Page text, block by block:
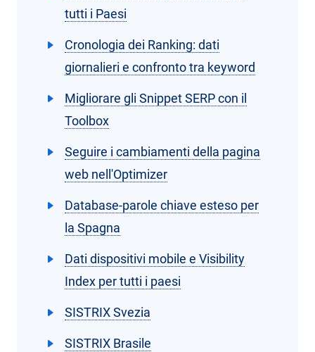
tutti i Paesi
Cronologia dei Ranking: dati
giornalieri e confronto tra keyword
Migliorare gli Snippet SERP con il
Toolbox
Seguire i cambiamenti della pagina
web nell'Optimizer
Database-parole chiave esteso per
la Spagna
Dati dispositivi mobile e Visibility
Index per tutti i paesi
SISTRIX Svezia
SISTRIX Brasile